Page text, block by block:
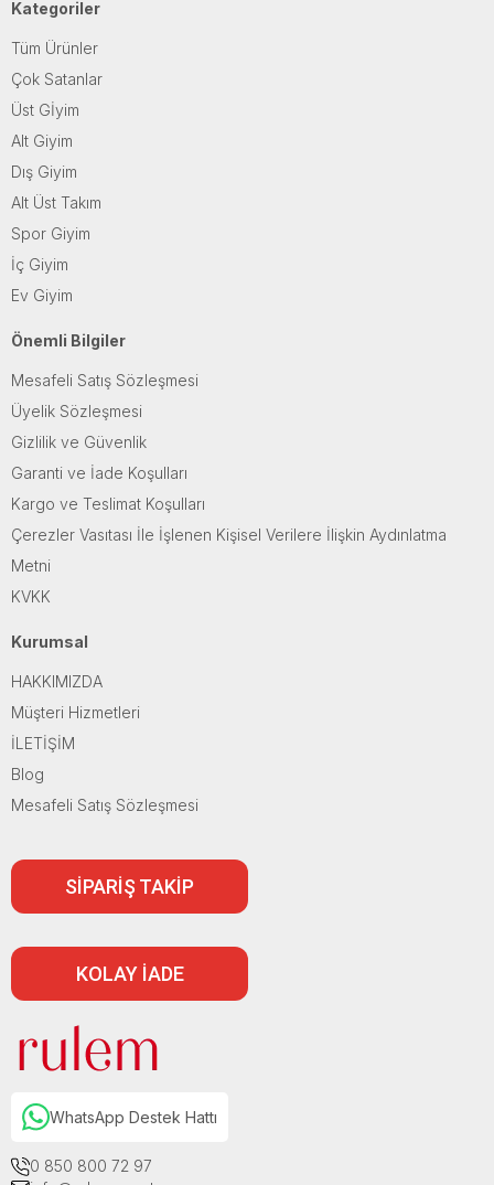
Kategoriler
Tüm Ürünler
Çok Satanlar
Üst Gİyim
Alt Giyim
Dış Giyim
Alt Üst Takım
Spor Giyim
İç Giyim
Ev Giyim
Önemli Bilgiler
Mesafeli Satış Sözleşmesi
Üyelik Sözleşmesi
Gizlilik ve Güvenlik
Garanti ve İade Koşulları
Kargo ve Teslimat Koşulları
Çerezler Vasıtası İle İşlenen Kişisel Verilere İlişkin Aydınlatma
Metni
KVKK
Kurumsal
HAKKIMIZDA
Müşteri Hizmetleri
İLETİŞİM
Blog
Mesafeli Satış Sözleşmesi
SİPARİŞ TAKİP
KOLAY İADE
WhatsApp Destek Hattı
0 850 800 72 97